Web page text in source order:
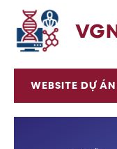
WEBSITE DỰ ÁN